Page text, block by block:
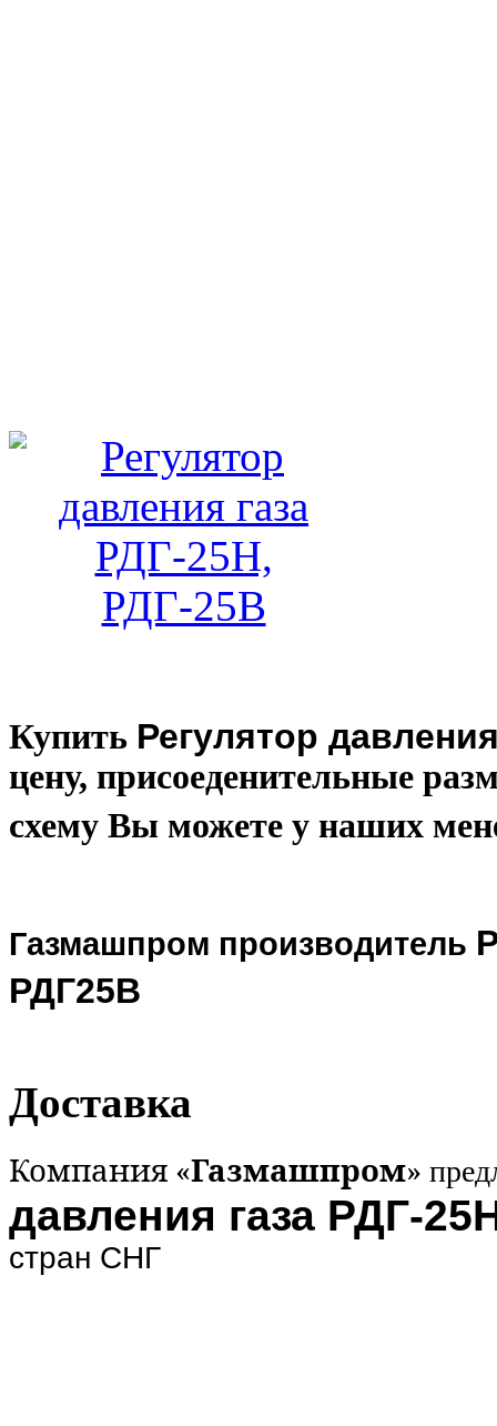
Купить Регулятор
цену, присоеденительные
схему Вы можете у наших
Газмашпром производитель
РДГ25В
Доставка
Компания «Газмашпром»
давления газа РДГ-
стран СНГ